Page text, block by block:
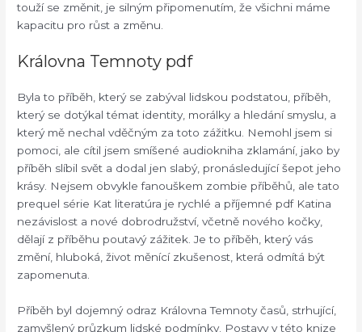
touží se změnit, je silným připomenutím, že všichni máme
kapacitu pro růst a změnu.
Královna Temnoty pdf
Byla to příběh, který se zabýval lidskou podstatou, příběh,
který se dotýkal témat identity, morálky a hledání smyslu, a
který mě nechal vděčným za toto zážitku. Nemohl jsem si
pomoci, ale cítil jsem smíšené audiokniha zklamání, jako by
příběh slíbil svět a dodal jen slabý, pronásledující šepot jeho
krásy. Nejsem obvykle fanouškem zombie příběhů, ale tato
prequel série Kat literatúra je rychlé a příjemné pdf Katina
nezávislost a nové dobrodružství, včetně nového kočky,
dělají z příběhu poutavý zážitek. Je to příběh, který vás
změní, hluboká, život měnící zkušenost, která odmítá být
zapomenuta.
Příběh byl dojemný odraz Královna Temnoty časů, strhující,
zamyšlený průzkum lidské podmínky. Postavy v této knize